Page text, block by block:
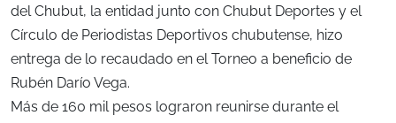
del Chubut, la entidad junto con Chubut Deportes y el
Círculo de Periodistas Deportivos chubutense, hizo
entrega de lo recaudado en el Torneo a beneficio de
Rubén Darío Vega.
Más de 160 mil pesos lograron reunirse durante el